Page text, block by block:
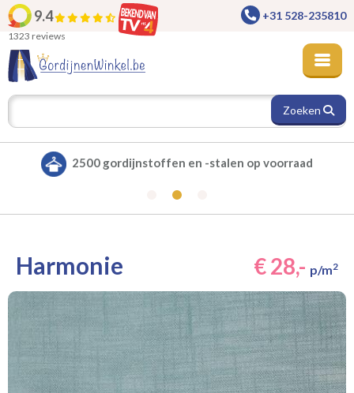
9.4
1323 reviews
+31 528-235810
Zoeken
Alle gordijnen verduisterend
Harmonie € 28,- p/m2